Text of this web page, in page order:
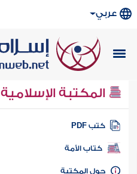
عربي
المكتبة الإسلامية
كتب PDF
كتاب الأمة